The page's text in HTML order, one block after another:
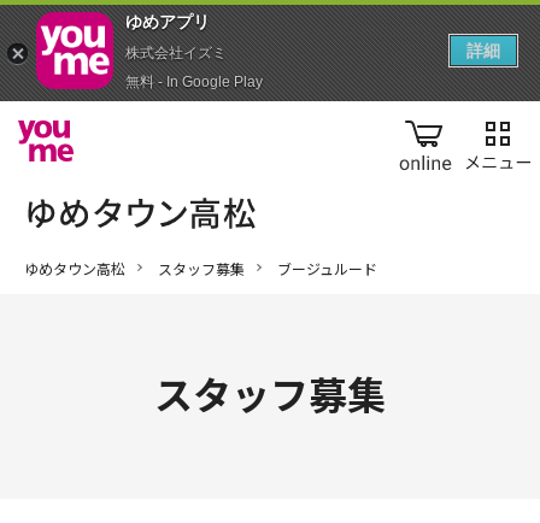
online
ゆめタウン高松 スタッフ募集 ブージュルード
スタッフ募集
ゆめアプ‪リ‬
株式会社イズミ
無料 - In Google Play
詳細